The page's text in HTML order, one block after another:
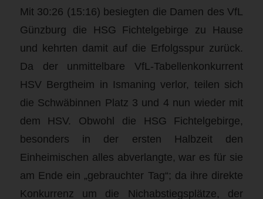
Mit 30:26 (15:16) besiegten die Damen des VfL
Günzburg die HSG Fichtelgebirge zu Hause
und kehrten damit auf die Erfolgsspur zurück.
Da der unmittelbare VfL-Tabellenkonkurrent
HSV Bergtheim in Ismaning verlor, teilen sich
die Schwäbinnen Platz 3 und 4 nun wieder mit
dem HSV. Obwohl die HSG Fichtelgebirge,
besonders in der ersten Halbzeit den
Einheimischen alles abverlangte, war es für sie
am Ende ein „gebrauchter Tag“; da ihre direkte
Konkurrenz um die Nichabstiegsplätze, der